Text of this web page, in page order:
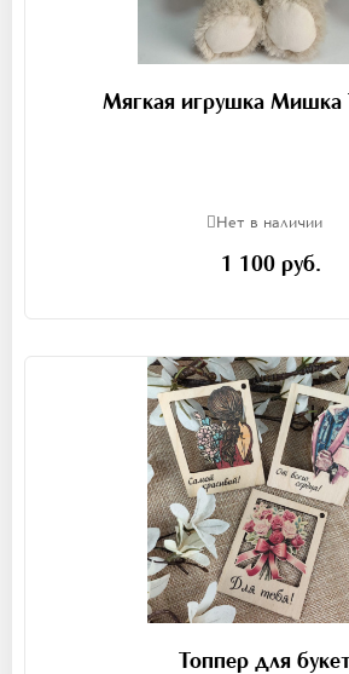
Мягкая игрушка
Нет в наличии
1 100 руб.
Топпер для